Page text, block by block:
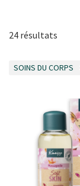
24 résultats
SOINS DU CORPS